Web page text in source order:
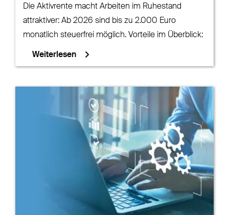
Die Aktivrente macht Arbeiten im Ruhestand
attraktiver: Ab 2026 sind bis zu 2.000 Euro
monatlich steuerfrei möglich. Vorteile im Überblick:
Weiterlesen